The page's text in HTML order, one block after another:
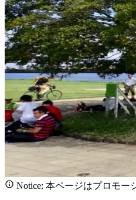
Notice: 本ページはプロモー